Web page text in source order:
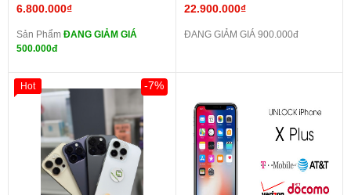
6.800.000₫
Sản Phẩm ĐANG GIẢM GIÁ
500.000đ
22.900.000₫
ĐANG GIẢM GIÁ 900.000đ
-7%
Hot